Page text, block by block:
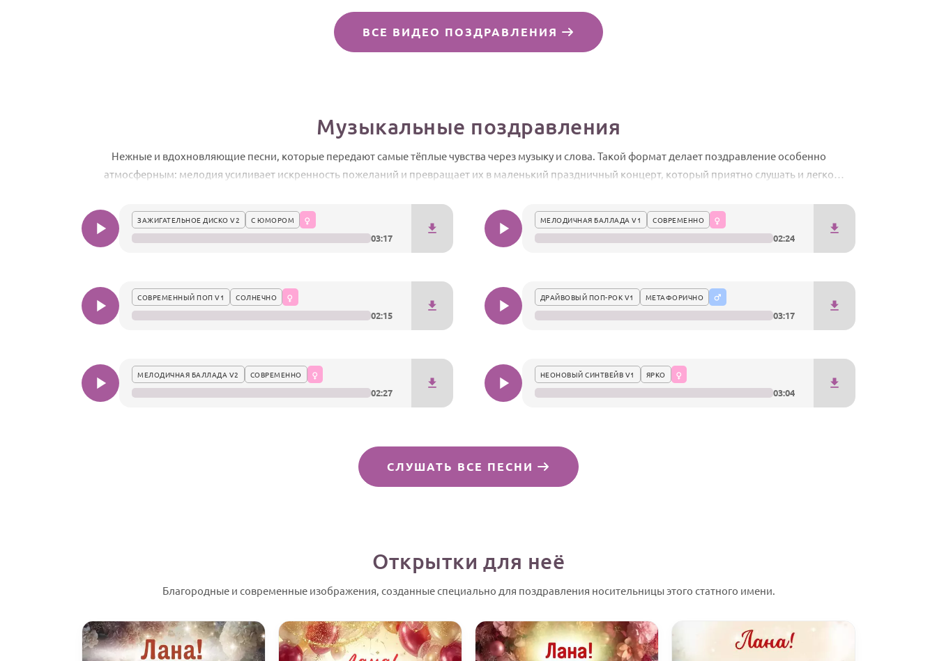
ВСЕ ВИДЕО ПОЗДРАВЛЕНИЯ
Музыкальные поздравления
Нежные и вдохновляющие песни, которые передают самые тёплые чувства через музыку и слова. Такой формат делает поздравление особенно
атмосферным: мелодия усиливает искренность пожеланий и превращает их в маленький праздничный концерт, который приятно слушать и легко
ЗАЖИГАТЕЛЬНОЕ ДИСКО V2 С ЮМОРОМ
03:17
МЕЛОДИЧНАЯ БАЛЛАДА V1 СОВРЕМЕННО
02:24
СОВРЕМЕННЫЙ ПОП V1 СОЛНЕЧНО
02:15
ДРАЙВОВЫЙ ПОП-РОК V1 МЕТАФОРИЧНО
03:17
МЕЛОДИЧНАЯ БАЛЛАДА V2 СОВРЕМЕННО
02:27
НЕОНОВЫЙ СИНТВЕЙВ V1 ЯРКО
03:04
СЛУШАТЬ ВСЕ ПЕСНИ
Открытки для неё
Благородные и современные изображения, созданные специально для поздравления носительницы этого статного имени.